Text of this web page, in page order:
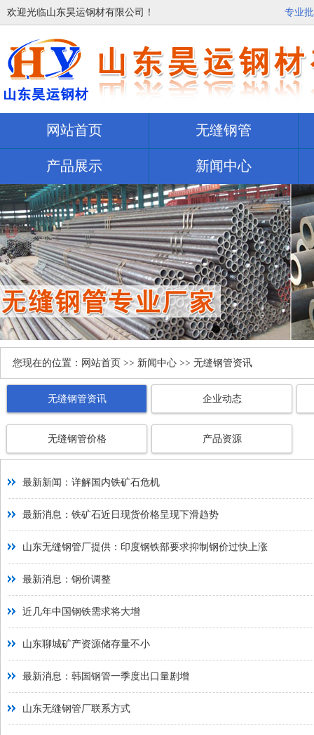
欢迎光临山东昊运钢材有限公司！ 专业
网站首页 无缝钢管
产品展示 新闻中心
您现在的位置： 网站首页 >> 新闻中心 >> 无缝钢管资讯
无缝钢管资讯 企业动态
无缝钢管价格 产品资源
最新新闻：详解国内铁矿石危机
最新消息：铁矿石近日现货价格呈现下滑趋势
山东无缝钢管厂提供：印度钢铁部要求抑制钢价过快上涨
最新消息：钢价调整
近几年中国钢铁需求将大增
山东聊城矿产资源储存量不小
最新消息：韩国钢管一季度出口量剧增
山东无缝钢管厂联系方式